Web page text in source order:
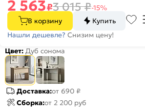
2 563₽3 015₽-15%
В корзину
Купить
Нашли дешевле? Снизим цену!
Цвет: Дуб сонома
Доставка:от 690 ₽
Сборка:от 2 200 руб